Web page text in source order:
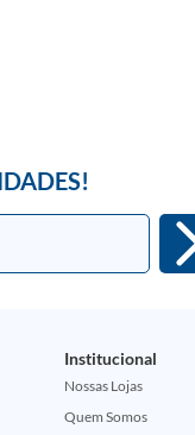
Institucional
Nossas Lojas
Quem Somos